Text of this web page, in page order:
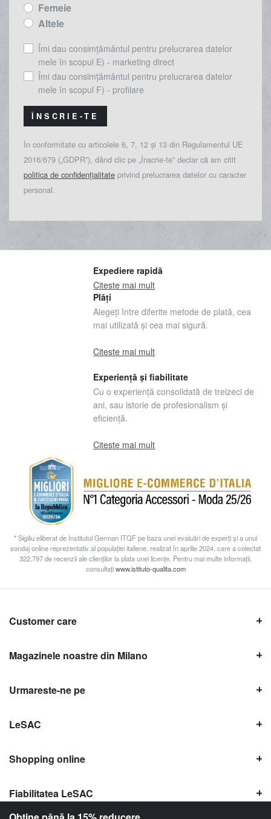
Femeie
Altele
Îmi dau consimțământul pentru prelucrarea datelor
mele în scopul E) - marketing direct
Îmi dau consimțământul pentru prelucrarea datelor
mele în scopul F) - profilare
ÎNSCRIE-TE
În conformitate cu articolele 6, 7, 12 și 13 din Regulamentul UE
2016/679 („GDPR”), dând clic pe „Înscrie-te” declar că am citit
politica de confidențialitate privind prelucrarea datelor cu caracter
personal.
Expediere rapidă
Citeste mai mult
Plăți
Alegeți între diferite metode de plată, cea
mai utilizată și cea mai sigură.
Citeste mai mult
Experiență și fiabilitate
Cu o experiență consolidată de treizeci de
ani, sau istorie de profesionalism și
eficiență.
Citeste mai mult
* Sigiliu eliberat de Institutul German ITQF pe baza unei evaluări de experți și a unui
sondaj online reprezentativ al populației italiene, realizat în aprilie 2024, care a colectat
322.797 de recenzii ale clienților la plata unei licențe. Pentru mai multe informații,
consultațiwww.istituto-qualita.com
Customer care
Magazinele noastre din Milano
Urmareste-ne pe
LeSAC
Shopping online
Fiabilitatea LeSAC